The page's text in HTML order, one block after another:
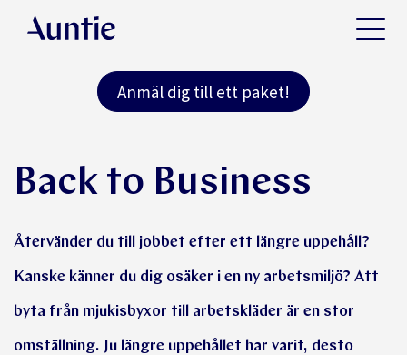
Anmäl dig till ett paket!
Back to Business
Återvänder du till jobbet efter ett längre uppehåll?
Kanske känner du dig osäker i en ny arbetsmiljö? Att
byta från mjukisbyxor till arbetskläder är en stor
omställning. Ju längre uppehållet har varit, desto